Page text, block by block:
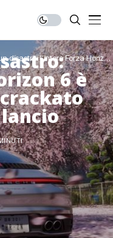
disastro: l’intero Forza Horizon
e crackato su PC prima del
6 è